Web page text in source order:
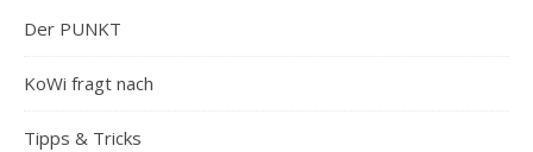
Der PUNKT
KoWi fragt nach
Tipps & Tricks